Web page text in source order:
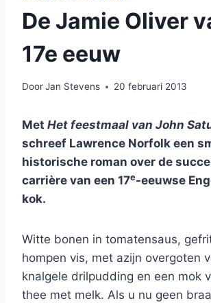
De Jamie Oliver
17e eeuw
DoorJan Stevens 20 februari 2013
Met Het feestmaal van John
schreef Lawrence Norfolk een
historische roman over de
carrière van een 17e-eeuwse
kok.
Witte bonen in tomatensaus,
hompen vis, met azijn overgoten
knalgele drilpudding en een mok
thee met melk. Als u nu geen